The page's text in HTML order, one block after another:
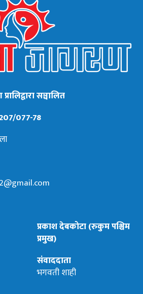
सञ्चालित
077-78
प्रकाश देबकोटा (रुकुम पश्चिम
प्रमुख)
संवाददाता
भगवती शाही